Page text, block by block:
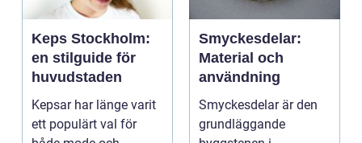
Keps Stockholm:
en stilguide för
huvudstaden
Kepsar har länge varit
ett populärt val för
Smyckesdelar:
Material och
användning
Smyckesdelar är den
grundläggande